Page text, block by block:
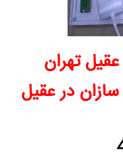
تهران
در عقیل